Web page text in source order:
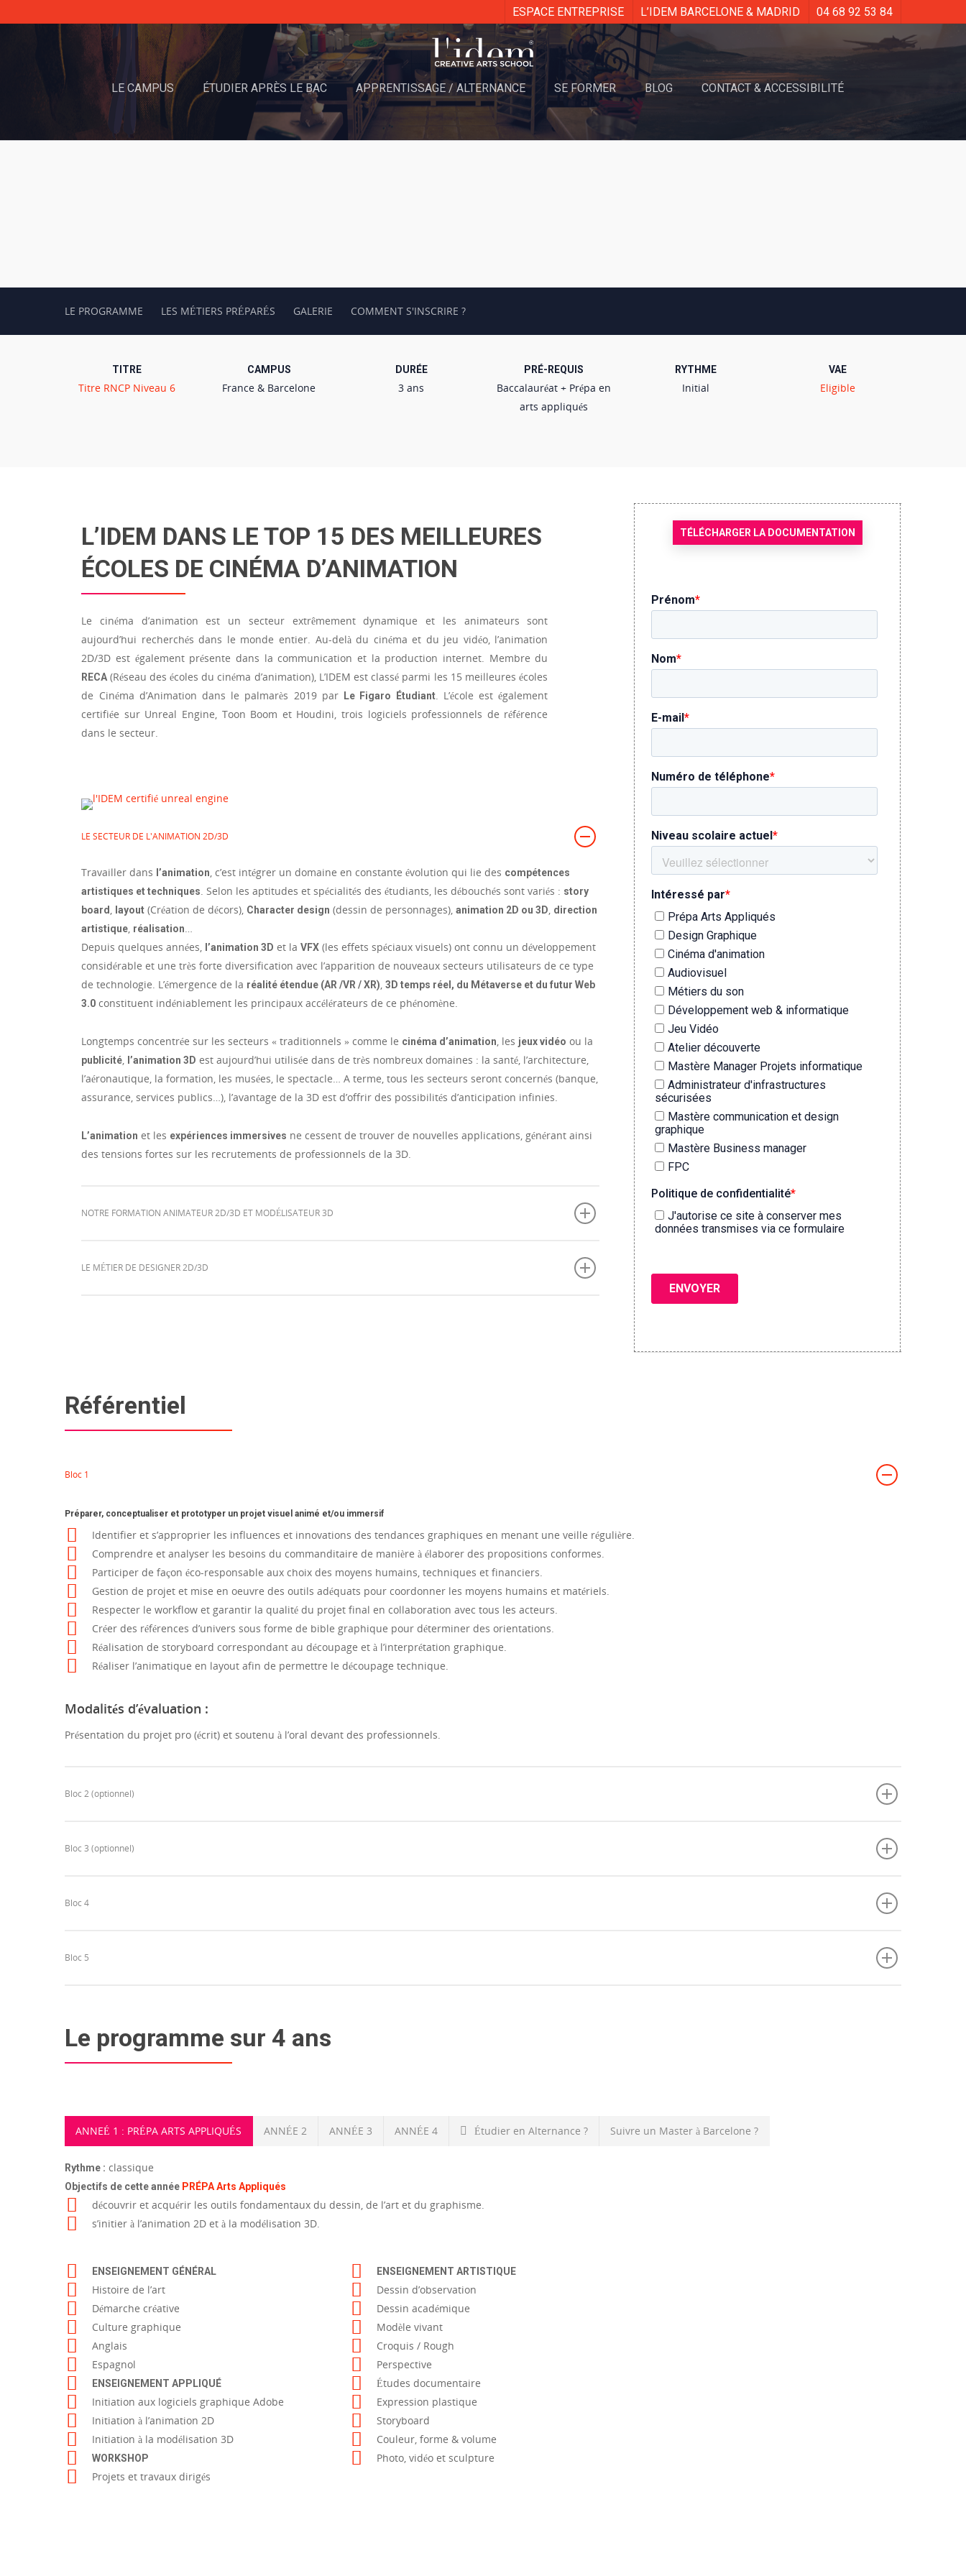
ESPACE ENTREPRISE L’IDEM BARCELONE & MADRID 04 68 92 53 84
LE CAMPUS ÉTUDIER APRÈS LE BAC APPRENTISSAGE / ALTERNANCE SE FORMER BLOG CONTACT & ACCESSIBILITÉ
LE PROGRAMME LES MÉTIERS PRÉPARÉS GALERIE COMMENT S'INSCRIRE ?
TITRE
Titre RNCP Niveau 6
CAMPUS
France & Barcelone
DURÉE
3 ans
PRÉ-REQUIS
Baccalauréat + Prépa en
arts appliqués
RYTHME
Initial
VAE
Eligible
L’IDEM DANS LE TOP 15 DES MEILLEURES
ÉCOLES DE CINÉMA D’ANIMATION
Le cinéma d’animation est un secteur extrêmement dynamique et les animateurs sont
aujourd’hui recherchés dans le monde entier. Au-delà du cinéma et du jeu vidéo, l’animation
2D/3D est également présente dans la communication et la production internet. Membre du
RECA (Réseau des écoles du cinéma d’animation), L’IDEM est classé parmi les 15 meilleures écoles
de Cinéma d’Animation dans le palmarès 2019 par
Le Figaro Étudiant. L’école est également
certifiée sur Unreal Engine, Toon Boom et Houdini, trois logiciels professionnels de référence
dans le secteur.
LE SECTEUR DE L'ANIMATION 2D/3D
Travailler dans l’animation, c’est intégrer un domaine en constante évolution qui lie des compétences
artistiques et techniques. Selon les aptitudes et spécialités des étudiants, les débouchés sont variés : story
board , layout (Création de décors), Character design (dessin de personnages),animation 2D ou 3D, direction
artistique, réalisation…
Depuis quelques années, l’animation 3D et laVFX (les effets spéciaux visuels) ont connu un développement
considérable et une très forte diversification avec l’apparition de nouveaux secteurs utilisateurs de ce type
de technologie. L’émergence de la réalité étendue (AR /VR / XR),3D temps réel, du Métaverse et du futur Web
3.0 constituent indéniablement les principaux accélérateurs de ce phénomène.
Longtemps concentrée sur les secteurs « traditionnels » comme le cinéma d’animation, les jeux vidéo ou la
publicité, l’animation 3D est aujourd’hui utilisée dans de très nombreux domaines : la santé, l’architecture,
l’aéronautique, la formation, les musées, le spectacle… A terme, tous les secteurs seront concernés (banque,
assurance, services publics…), l’avantage de la 3D est d’offrir des possibilités d’anticipation infinies.
L’animation et les expériences immersives ne cessent de trouver de nouvelles applications, générant ainsi
des tensions fortes sur les recrutements de professionnels de la 3D.
NOTRE FORMATION ANIMATEUR 2D/3D ET MODÉLISATEUR 3D
LE MÉTIER DE DESIGNER 2D/3D
TÉLÉCHARGER LA DOCUMENTATION
Référentiel
Bloc 1
Préparer, conceptualiser et prototyper un projet visuel animé et/ou immersif
Identifier et s’approprier les influences et innovations des tendances graphiques en menant une veille régulière.
Comprendre et analyser les besoins du commanditaire de manière à élaborer des propositions conformes.
Participer de façon éco-responsable aux choix des moyens humains, techniques et financiers.
Gestion de projet et mise en oeuvre des outils adéquats pour coordonner les moyens humains et matériels.
Respecter le workflow et garantir la qualité du projet final en collaboration avec tous les acteurs.
Créer des références d’univers sous forme de bible graphique pour déterminer des orientations.
Réalisation de storyboard correspondant au découpage et à l’interprétation graphique.
Réaliser l’animatique en layout afin de permettre le découpage technique.
Modalités d’évaluation :
Présentation du projet pro (écrit) et soutenu à l’oral devant des professionnels.
Bloc 2 (optionnel)
Bloc 3 (optionnel)
Bloc 4
Bloc 5
Le programme sur 4 ans
ANNEÉ 1 : PRÉPA ARTS APPLIQUÉS ANNÉE 2 ANNÉE 3 ANNÉE 4 Étudier en Alternance ? Suivre un Master à Barcelone ?
Rythme : classique
Objectifs de cette année PRÉPA Arts Appliqués
découvrir et acquérir les outils fondamentaux du dessin, de l’art et du graphisme.
s’initier à l’animation 2D et à la modélisation 3D.
ENSEIGNEMENT GÉNÉRAL
Histoire de l’art
Démarche créative
Culture graphique
Anglais
Espagnol
ENSEIGNEMENT APPLIQUÉ
Initiation aux logiciels graphique Adobe
Initiation à l’animation 2D
Initiation à la modélisation 3D
WORKSHOP
Projets et travaux dirigés
ENSEIGNEMENT ARTISTIQUE
Dessin d’observation
Dessin académique
Modèle vivant
Croquis / Rough
Perspective
Études documentaire
Expression plastique
Storyboard
Couleur, forme & volume
Photo, vidéo et sculpture